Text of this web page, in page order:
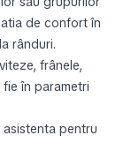
de confort în
rânduri.
frânele,
în parametri
asistenta pentru